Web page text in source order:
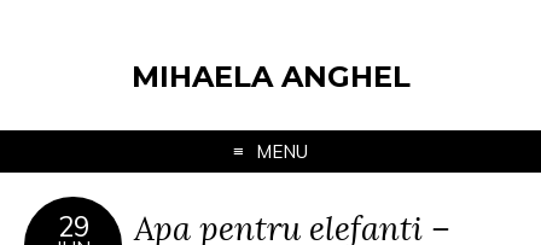
MIHAELA ANGHEL
MENU
29
Apa pentru elefanti –